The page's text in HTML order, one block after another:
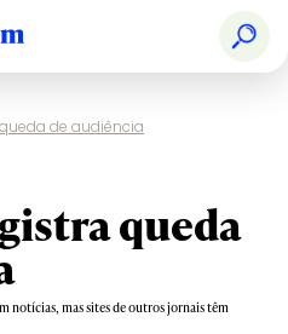
de audiência
queda
notícias, mas sites de outros jornais têm